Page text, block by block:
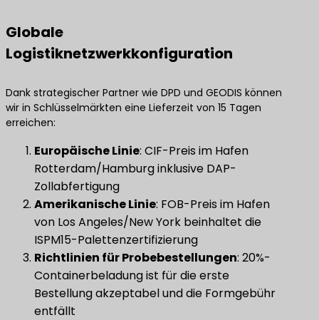
Globale
Logistiknetzwerkkonfiguration
Dank strategischer Partner wie DPD und GEODIS können
wir in Schlüsselmärkten eine Lieferzeit von 15 Tagen
erreichen:
Europäische Linie: CIF-Preis im Hafen
Rotterdam/Hamburg inklusive DAP-
Zollabfertigung
Amerikanische Linie: FOB-Preis im Hafen
von Los Angeles/New York beinhaltet die
ISPM15-Palettenzertifizierung
Richtlinien für Probebestellungen: 20%-
Containerbeladung ist für die erste
Bestellung akzeptabel und die Formgebühr
entfällt